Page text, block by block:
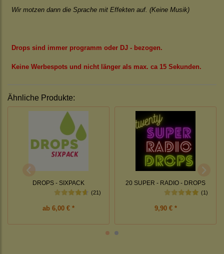
Wir motzen dann die Sprache mit Effekten auf. (Keine Musik)
Drops sind immer programm oder DJ - bezogen.
Keine Werbespots und nicht länger als max. ca 15 Sekunden.
Ähnliche Produkte:
DROPS - SIXPACK
(21)
ab 6,00 € *
20 SUPER - RADIO - DROPS
(1)
9,90 € *